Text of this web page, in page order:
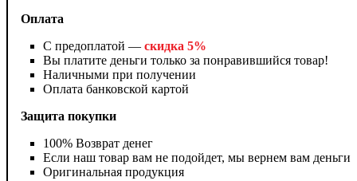
Оплата
С предоплатой — скидка 5%
Вы платите деньги только за понравившийся товар!
Наличными при получении
Оплата банковской картой
Защита покупки
100% Возврат денег
Если наш товар вам не подойдет, мы вернем вам деньги
Оригинальная продукция